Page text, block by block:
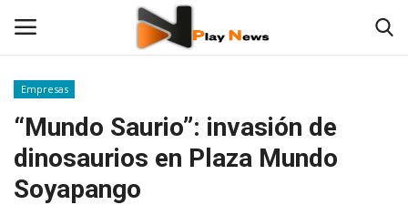
Contáctenos
TV en Vivo
Empresas
“Mundo Saurio”: invasión de
dinosaurios en Plaza Mundo
Soyapango